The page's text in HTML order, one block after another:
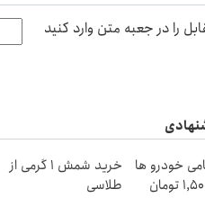
را در جعبه متن وارد کنید
خودرو ها
خرید شمش 1 گرمی از
طلاسی